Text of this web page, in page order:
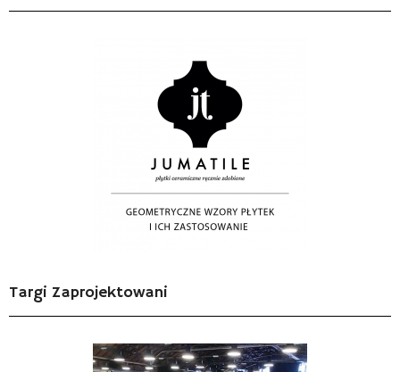
Targi Zaprojektowani